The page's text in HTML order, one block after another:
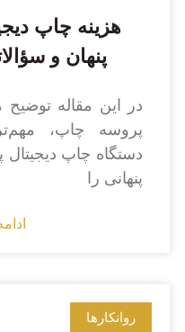
پنهان و
در این مقاله
پروسه چاپ،
دستگاه چاپ
پنهانی را
روانکارها